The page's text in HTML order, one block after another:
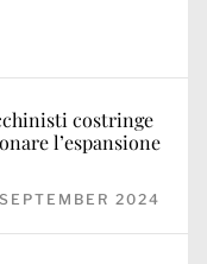
costringe
l’espansione
2024